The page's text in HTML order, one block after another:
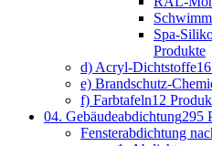
Spa-
Produkte
d) Acryl-Dichtstoffe
e) Brandschutz-
f) Farbtafeln12
04. Gebäudeabdichtung295
Fensterabdichtung